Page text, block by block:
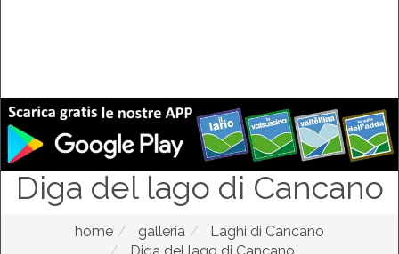
Diga del lago di Cancano
home galleria
Laghi di Cancano